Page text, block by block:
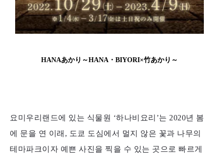
HANAあかり～HANA・BIYORI×竹あかり～
요미우리랜드에 있는 식물원 ‘하나비요리’는 2020년 봄
에 문을 연 이래, 도쿄 도심에서 멀지 않은 꽃과 나무의
테마파크이자 예쁜 사진을 찍을 수 있는 곳으로 빠르게